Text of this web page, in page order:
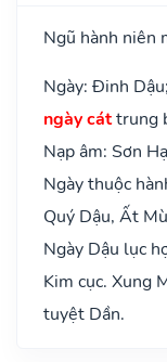
Ngũ hành niên
Ngày: Đinh
ngày cáttrung
Nạp âm: Sơn
Ngày thuộc
Quý Dậu, Ất
Ngày Dậu lục
Kim cục. Xung
tuyệt Dần.